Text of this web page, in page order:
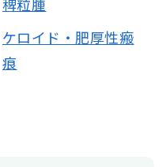
稗粒腫
ケロイド・肥厚性瘢
痕